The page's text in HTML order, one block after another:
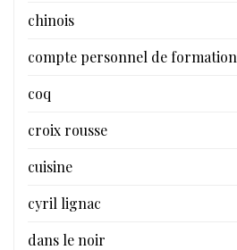
chinois
compte personnel de formation
coq
croix rousse
cuisine
cyril lignac
dans le noir